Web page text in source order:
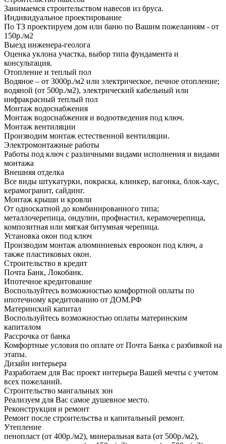
Занимаемся строительством навесов из бруса.
Индивидуальное проектирование
По ТЗ проектируем дом или баню по Вашим пожеланиям - от
150р./м2
Выезд инженера-геолога
Оценка уклона участка, выбор типа фундамента и
консультация.
Отопление и теплый пол
Водяное – от 3000р./м2 или электрическое, печное отопление;
водяной (от 500р./м2), электрический кабельный или
инфракрасный теплый пол
Монтаж водоснабжения
Монтаж водоснабжения и водоотведения под ключ.
Монтаж вентиляции
Производим монтаж естественной вентиляции.
Электромонтажные работы
Работы под ключ с различными видами исполнения и видами
монтажа
Внешняя отделка
Все виды штукатурки, покраска, клинкер, вагонка, блок-хаус,
керамогранит, сайдинг.
Монтаж крыши и кровли
От односкатной до комбинированного типа;
металлочерепица, ондулин, профнастил, керамочерепица,
композитная или мягкая битумная черепица.
Установка окон под ключ
Производим монтаж алюминиевых евроокон под ключ, а
также пластиковых окон.
Строительство в кредит
Почта Банк, Локобанк.
Ипотечное кредитование
Воспользуйтесь возможностью комфортной оплаты по
ипотечному кредитованию от ДОМ.РФ
Материнский капитал
Воспользуйтесь возможностью оплаты материнским
капиталом
Рассрочка от банка
Комфортные условия по оплате от Почта Банка с разбивкой на
этапы.
Дизайн интерьера
Разработаем для Вас проект интерьера Вашей мечты с учетом
всех пожеланий.
Строительство мангальных зон
Реализуем для Вас самое душевное место.
Реконструкция и ремонт
Ремонт после строительства и капитальный ремонт.
Утепление
пенопласт (от 400р./м2), минеральная вата (от 500р./м2),